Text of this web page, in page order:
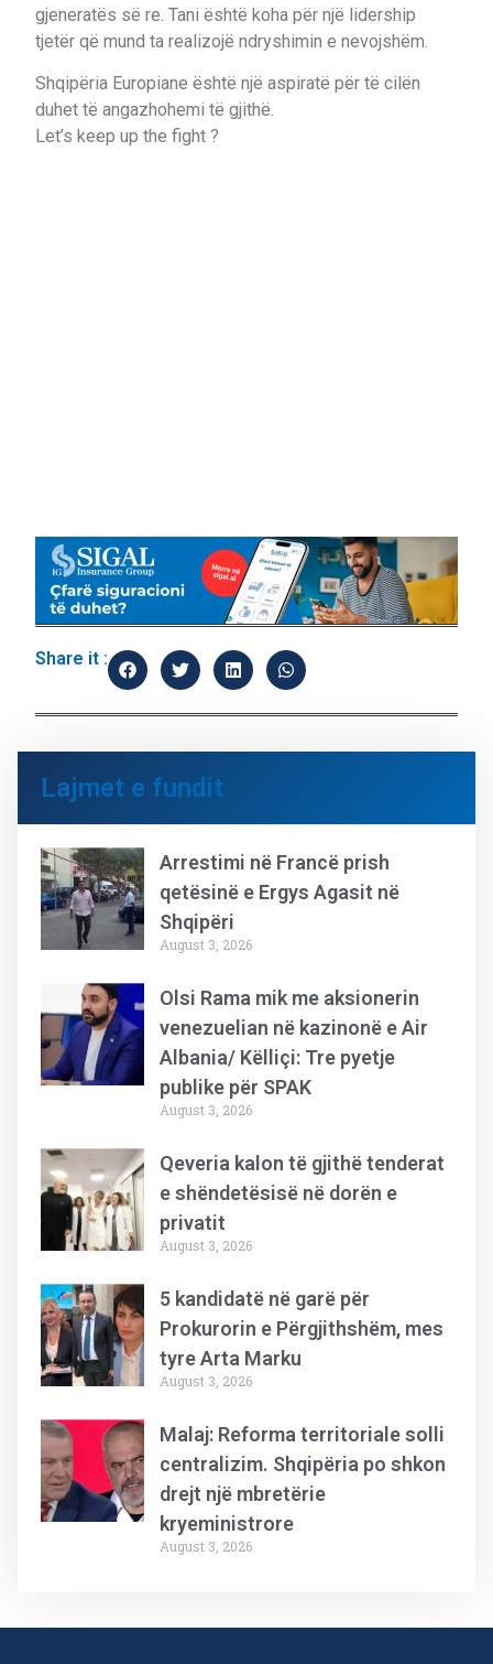
gjeneratës së re. Tani është koha për një lidership
tjetër që mund ta realizojë ndryshimin e nevojshëm.
Shqipëria Europiane është një aspiratë për të cilën
duhet të angazhohemi të gjithë.
Let’s keep up the fight ?
Share it :
Lajmet e fundit
Arrestimi në Francë prish
qetësinë e Ergys Agasit në
Shqipëri
August 3, 2026
Olsi Rama mik me aksionerin
venezuelian në kazinonë e Air
Albania/ Këlliçi: Tre pyetje
publike për SPAK
August 3, 2026
Qeveria kalon të gjithë tenderat
e shëndetësisë në dorën e
privatit
August 3, 2026
5 kandidatë në garë për
Prokurorin e Përgjithshëm, mes
tyre Arta Marku
August 3, 2026
Malaj: Reforma territoriale solli
centralizim. Shqipëria po shkon
drejt një mbretërie
kryeministrore
August 3, 2026